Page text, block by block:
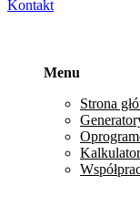
Kontakt
Menu
Strona